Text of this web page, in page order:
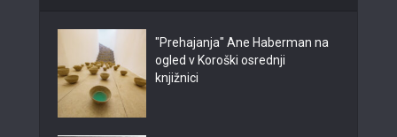
"Prehajanja" Ane Haberman na
ogled v Koroški osrednji
knjižnici